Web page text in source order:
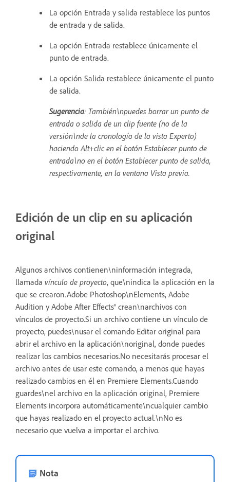
La opción Entrada y salida restablece los puntos
de entrada y de salida.
La opción Entrada restablece únicamente el
punto de entrada.
La opción Salida restablece únicamente el punto
de salida.
Sugerencia: También\npuedes borrar un punto de
entrada o salida de un clip fuente (no de la
versión\nde la cronología de la vista Experto)
haciendo Alt+clic en el botón Establecer punto de
entrada\no en el botón Establecer punto de salida,
respectivamente, en la ventana Vista previa.
Edición de un clip en su aplicación
original
Algunos archivos contienen\ninformación integrada,
llamada vínculo de proyecto, que\nindica la aplicación en la
que se crearon.Adobe Photoshop\nElements, Adobe
Audition y Adobe After Effects® crean\narchivos con
vínculos de proyecto.Si un archivo contiene un vínculo de
proyecto, puedes\nusar el comando Editar original para
abrir el archivo en la aplicación\noriginal, donde puedes
realizar los cambios necesarios.No necesitarás procesar el
archivo antes de usar este comando, a menos que hayas
realizado cambios en él en Premiere Elements.Cuando
guardes\nel archivo en la aplicación original, Premiere
Elements incorpora automáticamente\ncualquier cambio
que hayas realizado en el proyecto actual.\nNo es
necesario que vuelva a importar el archivo.
Nota